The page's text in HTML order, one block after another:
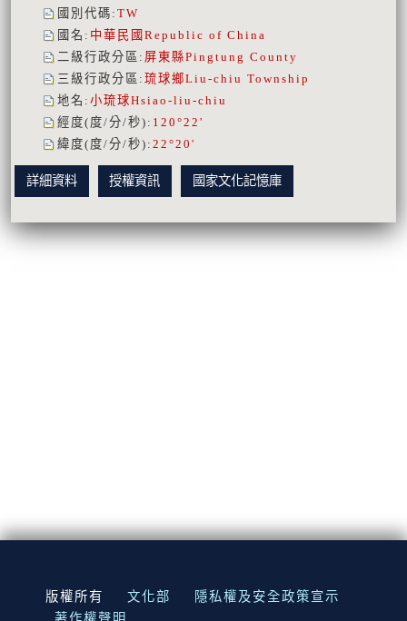
國別代碼 : TW
國名 : 中華民國 Republic of China
二級行政分區 : 屏東縣Pingtung County
三級行政分區 : 琉球鄉Liu-chiu Township
地名 : 小琉球Hsiao-liu-chiu
經度(度/分/秒) : 120°22'
緯度(度/分/秒) : 22°20'
詳細資料 授權資訊 國家文化記憶庫
:::
版權所有 文化部
隱私權及安全政策宣示